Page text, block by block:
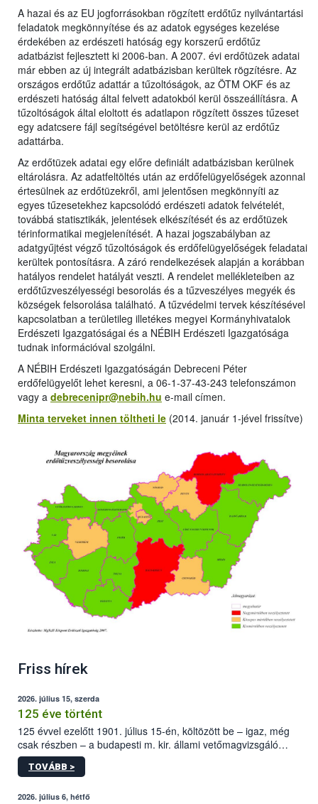
A hazai és az EU jogforrásokban rögzített erdőtűz nyilvántartási
feladatok megkönnyítése és az adatok egységes kezelése
érdekében az erdészeti hatóság egy korszerű erdőtűz
adatbázist fejlesztett ki 2006-ban. A 2007. évi erdőtüzek adatai
már ebben az új integrált adatbázisban kerültek rögzítésre. Az
országos erdőtűz adattár a tűzoltóságok, az ÖTM OKF és az
erdészeti hatóság által felvett adatokból kerül összeállításra. A
tűzoltóságok által eloltott és adatlapon rögzített összes tűzeset
egy adatcsere fájl segítségével betöltésre kerül az erdőtűz
adattárba.
Az erdőtüzek adatai egy előre definiált adatbázisban kerülnek
eltárolásra. Az adatfeltöltés után az erdőfelügyelőségek azonnal
értesülnek az erdőtüzekről, ami jelentősen megkönnyíti az
egyes tűzesetekhez kapcsolódó erdészeti adatok felvételét,
továbbá statisztikák, jelentések elkészítését és az erdőtüzek
térinformatikai megjelenítését. A hazai jogszabályban az
adatgyűjtést végző tűzoltóságok és erdőfelügyelőségek feladatai
kerültek pontosításra. A záró rendelkezések alapján a korábban
hatályos rendelet hatályát veszti. A rendelet mellékleteiben az
erdőtűzveszélyességi besorolás és a tűzveszélyes megyék és
községek felsorolása található. A tűzvédelmi tervek készítésével
kapcsolatban a területileg illetékes megyei Kormányhivatalok
Erdészeti Igazgatóságai és a NÉBIH Erdészeti Igazgatósága
tudnak információval szolgálni.
A NÉBIH Erdészeti Igazgatóságán Debreceni Péter
erdőfelügyelőt lehet keresni, a 06-1-37-43-243 telefonszámon
vagy a debrecenipr@nebih.hu e-mail címen.
Minta terveket innen töltheti le (2014. január 1-jével frissítve)
Friss hírek
2026. július 15, szerda
125 éve történt
125 évvel ezelőtt 1901. július 15-én, költözött be – igaz, még
csak részben – a budapesti m. kir. állami vetőmagvizsgáló
állomás a Kis Rókus utca 15. szám alatti, Czigler Győző által
tervezett új épületébe.
TOVÁBB >
2026. július 6, hétfő